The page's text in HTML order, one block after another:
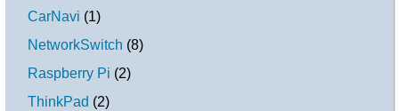
CarNavi (1)
NetworkSwitch (8)
Raspberry Pi (2)
ThinkPad (2)